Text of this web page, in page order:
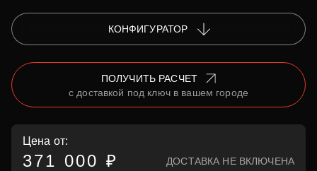
Цена от:
371 000 ₽ ДОСТАВКА НЕ ВКЛЮЧЕНА
КОНФИГУРАТОР
ПОЛУЧИТЬ РАСЧЕТ
с доставкой под ключ в вашем городе